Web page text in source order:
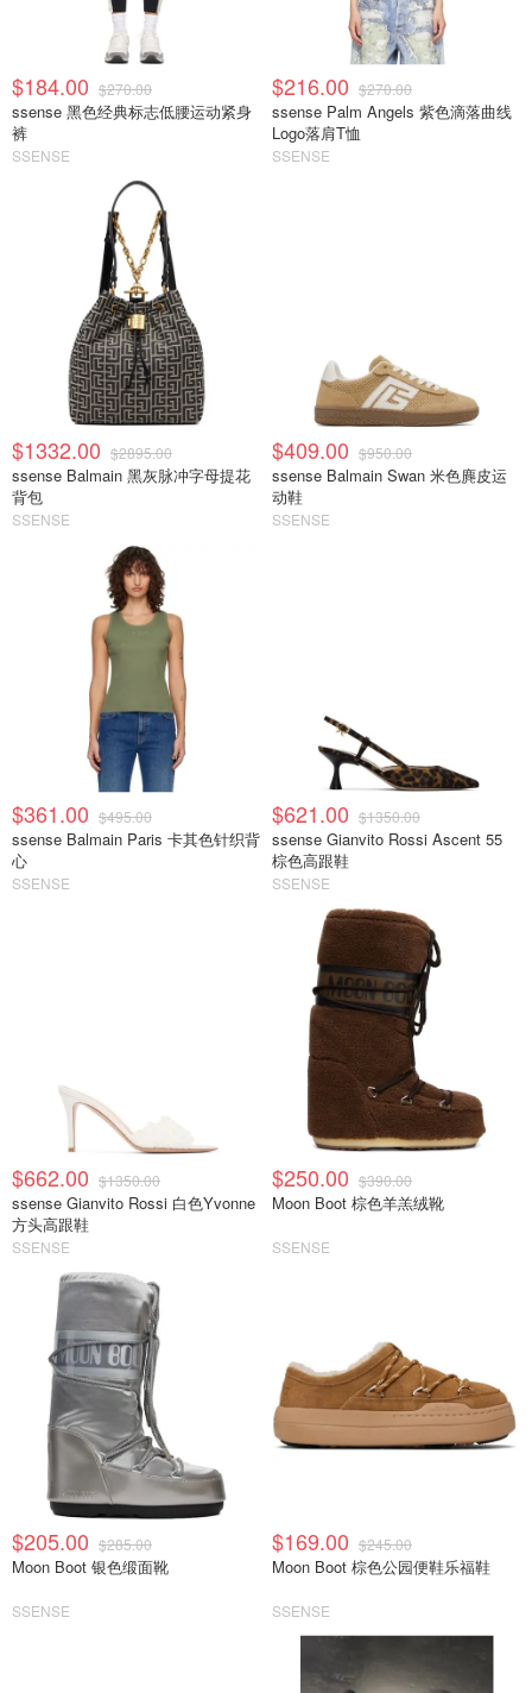
$184.00 $270.00
ssense 黑色经典标志低腰运动紧身
裤
SSENSE
$216.00 $270.00
ssense Palm Angels 紫色滴落曲线
Logo落肩T恤
SSENSE
$1332.00 $2895.00
ssense Balmain 黑灰脉冲字母提花
背包
SSENSE
$409.00 $950.00
ssense Balmain Swan 米色麂皮运
动鞋
SSENSE
$361.00 $495.00
ssense Balmain Paris 卡其色针织背
心
SSENSE
$621.00 $1350.00
ssense Gianvito Rossi Ascent 55
棕色高跟鞋
SSENSE
$662.00 $1350.00
ssense Gianvito Rossi 白色Yvonne
方头高跟鞋
SSENSE
$250.00 $390.00
Moon Boot 棕色羊羔绒靴
SSENSE
$205.00 $285.00
Moon Boot 银色缎面靴
SSENSE
$169.00 $245.00
Moon Boot 棕色公园便鞋乐福鞋
SSENSE